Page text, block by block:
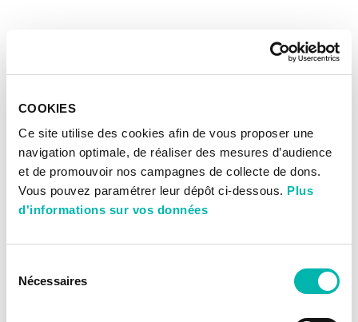
COOKIES
Ce site utilise des cookies afin de vous proposer une
navigation optimale, de réaliser des mesures d’audience
et de promouvoir nos campagnes de collecte de dons.
Vous pouvez paramétrer leur dépôt ci-dessous. Plus
d'informations sur vos données
Nécessaires